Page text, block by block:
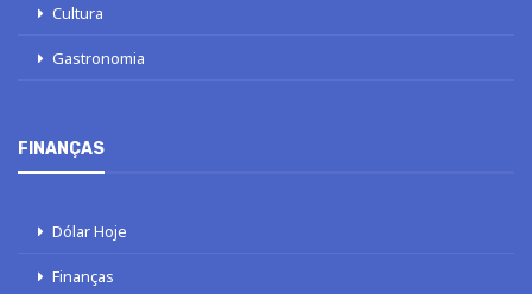
Cultura
Gastronomia
FINANÇAS
Dólar Hoje
Finanças